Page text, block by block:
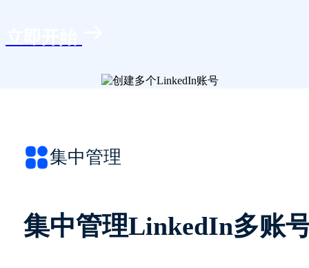
集中管理
集中管理LinkedIn多账